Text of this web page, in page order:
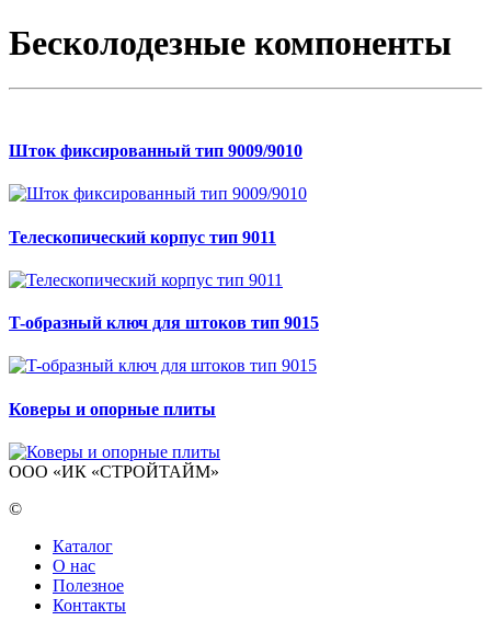
Бесколодезные компоненты
Шток фиксированный тип 9009/9010
Телескопический корпус тип 9011
T-образный ключ для штоков тип 9015
Коверы и опорные плиты
ООО «ИК «СТРОЙТАЙМ»
©
Каталог
О нас
Полезное
Контакты